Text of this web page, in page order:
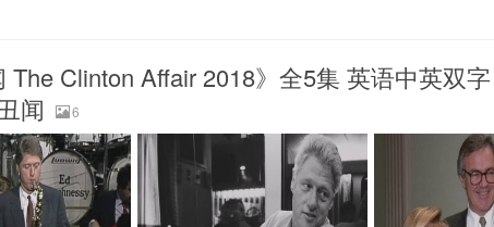
The Clinton Affair 2018》全5集 英语中英双
闻
6